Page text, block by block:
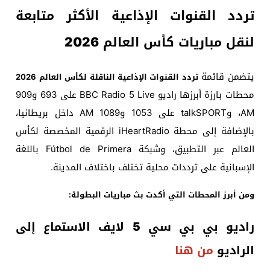
تردد القنوات الإذاعية الأكثر متابعة
لنقل مباريات كأس العالم 2026
يتضمن قائمةتردد القنوات الإذاعية الناقلة لكأس العالم 2026
محطات بارزة أبرزها راديو BBC Radio 5 Live على 693 و909
AM، وtalkSPORT على 1053 و1089 AM داخل بريطانيا،
بالإضافة إلى محطة iHeartRadio الرقمية المخصصة لكأس
العالم عبر التطبيق، وشبكة Fútbol de Primera باللغة
الإسبانية على ترددات محلية تختلف باختلاف المدينة.
ومن أبرز المحطات التي أكدت بث مباريات البطولة:
راديو بي بي سي 5 لايف الاستماع إلى
الراديو من هنا